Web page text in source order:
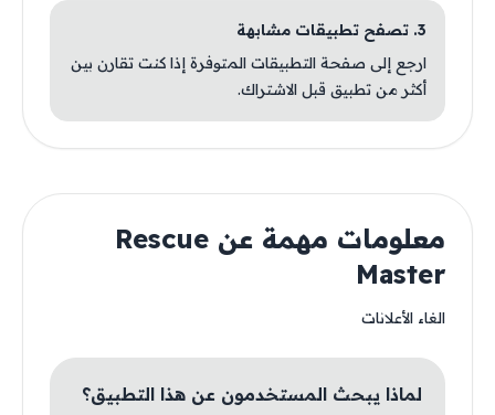
3. تصفح تطبيقات مشابهة
ارجع إلى صفحة التطبيقات المتوفرة إذا كنت تقارن بين
أكثر من تطبيق قبل الاشتراك.
معلومات مهمة عن Rescue
Master
الغاء الأعلانات
لماذا يبحث المستخدمون عن هذا التطبيق؟